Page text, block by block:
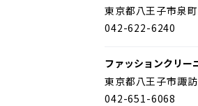
東京都八王子市泉
042-622-6240
ファッションクリー
東京都八王子市諏
042-651-6068